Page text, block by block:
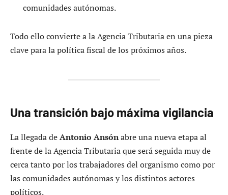
comunidades autónomas.
Todo ello convierte a la Agencia Tributaria en una pieza
clave para la política fiscal de los próximos años.
Una transición bajo máxima vigilancia
La llegada deAntonio Ansónabre una nueva etapa al
frente de la Agencia Tributaria que será seguida muy de
cerca tanto por los trabajadores del organismo como por
las comunidades autónomas y los distintos actores
políticos.